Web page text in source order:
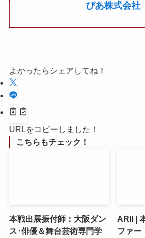
ぴあ株式会社
よかったらシェアしてね！
URLをコピーしました！
こちらもチェック！
本戦出展振付師：大阪ダン
ス･俳優＆舞台芸術専門学
ARII |
ファー